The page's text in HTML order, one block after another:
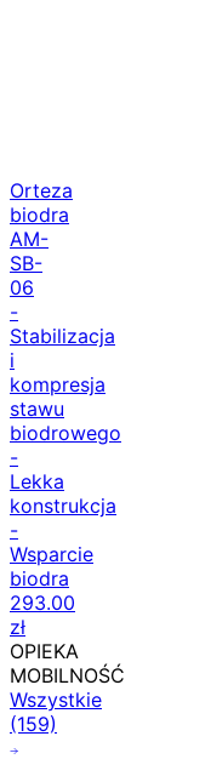
Orteza
biodra
AM-
SB-
06
-
Stabilizacja
i
kompresja
stawu
biodrowego
-
Lekka
konstrukcja
-
Wsparcie
biodra
293.00
zł
OPIEKA
MOBILNOŚĆ
Wszystkie
(159)